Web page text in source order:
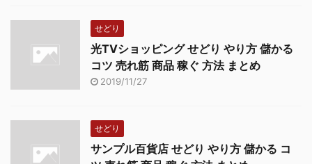
せどり
光TVショッピング せどり やり方 儲かる
コツ 売れ筋 商品 稼ぐ 方法 まとめ
2019/11/27
せどり
サンプル百貨店 せどり やり方 儲かる コ